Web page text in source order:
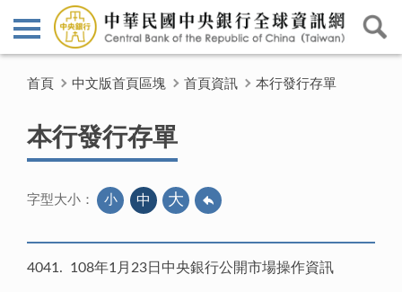
首頁 中文版首頁區塊 首頁資訊 本行發行存單
本行發行存單
字型大小： 小 中 大
4041 108年1月23日中央銀行公開市場操作資訊